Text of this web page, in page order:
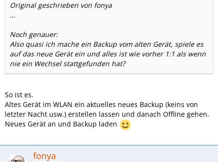
Original geschrieben von fonya
...
Noch genauer:
Also quasi ich mache ein Backup vom alten Gerät, spiele es
auf das neue Gerät ein und alles ist wie vorher 1:1 als wenn
nie ein Wechsel stattgefunden hat?
So ist es.
Altes Gerät im WLAN ein aktuelles neues Backup (keins von
letzter Nacht usw.) erstellen lassen und danach Offline gehen.
Neues Gerät an und Backup laden
fonya